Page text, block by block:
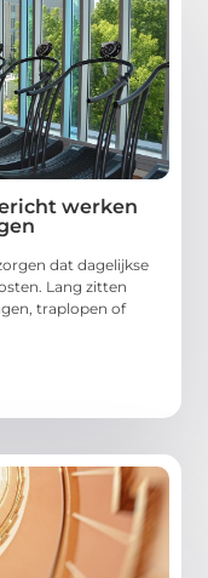
werken
dat dagelijkse
Lang zitten
traplopen of